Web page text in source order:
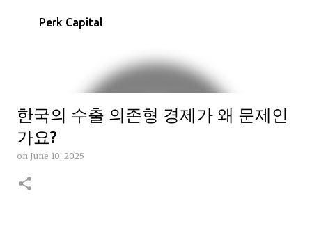
Perk Capital
한국의 수출 의존형 경제가 왜 문제인
가요?
on June 10, 2025